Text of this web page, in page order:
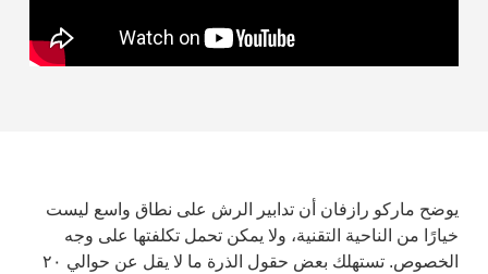
يوضح ماركو رازفان أن تدابير الرش على نطاق واسع ليست
خيارًا من الناحية التقنية، ولا يمكن تحمل تكلفتها على وجه
الخصوص. تستهلك بعض حقول الذرة ما لا يقل عن حوالي ۲۰